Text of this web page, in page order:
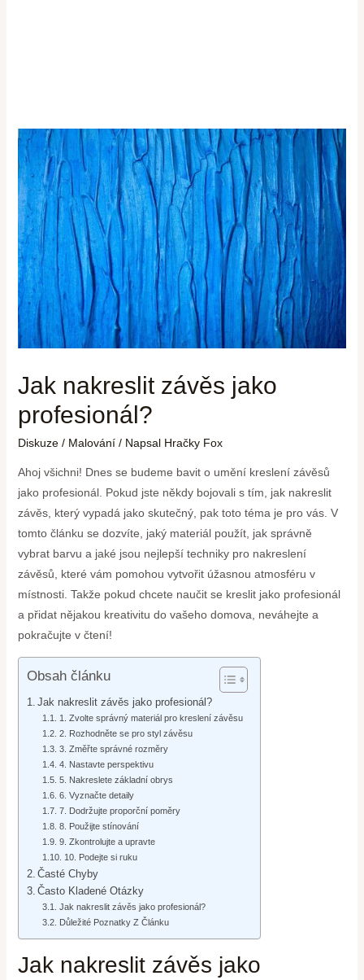
Jak nakreslit závěs jako
profesionál?
Diskuze / Malování/ Napsal Hračky Fox
Ahoj všichni! Dnes se budeme bavit o umění kreslení závěsů
jako profesionál. Pokud jste někdy bojovali s tím, jak nakreslit
závěs, který vypadá jako skutečný, pak toto téma je pro vás. V
tomto článku se dozvíte, jaký materiál použít, jak správně
vybrat barvu a jaké jsou nejlepší techniky pro nakreslení
závěsů, které vám pomohou vytvořit úžasnou atmosféru v
místnosti. Takže pokud chcete naučit se kreslit jako profesionál
a přidat nějakou kreativitu do vašeho domova, neváhejte a
pokračujte v čtení!
Obsah článku
Jak nakreslit závěs jako profesionál?
1. Zvolte správný materiál pro kreslení závěsu
2. Rozhodněte se pro styl závěsu
3. Změřte správné rozměry
4. Nastavte perspektivu
5. Nakreslete základní obrys
6. Vyznačte detaily
7. Dodržujte proporční poměry
8. Použijte stínování
9. Zkontrolujte a upravte
10. Podejte si ruku
Časté Chyby
Často Kladené Otázky
Jak nakreslit závěs jako profesionál?
Důležité Poznatky Z Článku
Jak nakreslit závěs jako